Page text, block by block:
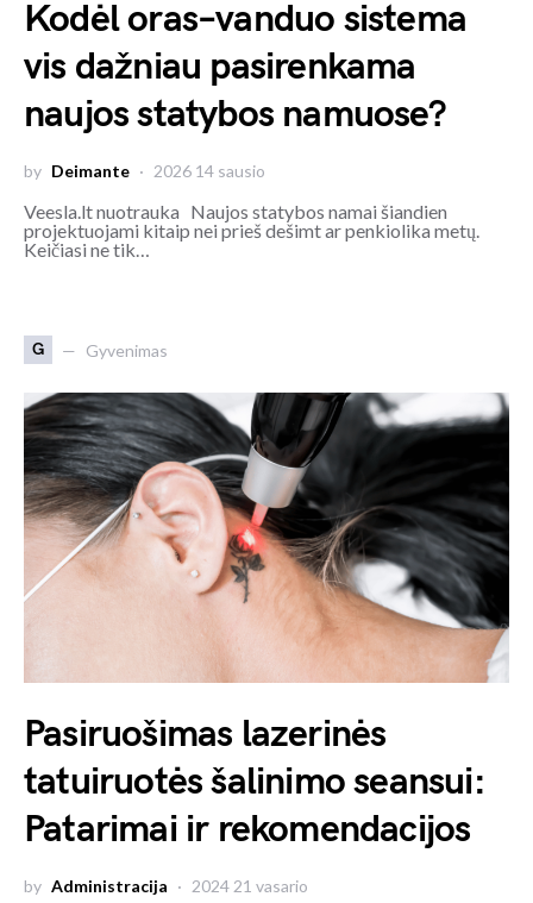
Kodėl oras–vanduo sistema
vis dažniau pasirenkama
naujos statybos namuose?
by Deimante 2026 14 sausio
Veesla.lt nuotrauka Naujos statybos namai šiandien
projektuojami kitaip nei prieš dešimt ar penkiolika metų.
Keičiasi ne tik…
G Gyvenimas
Pasiruošimas lazerinės
tatuiruotės šalinimo seansui:
Patarimai ir rekomendacijos
by Administracija 2024 21 vasario